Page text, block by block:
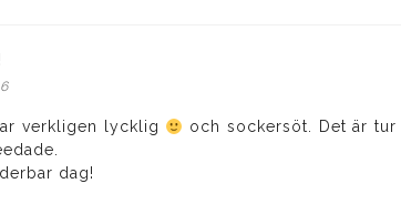
verkligen lycklig
och sockersöt. Det är
dag!